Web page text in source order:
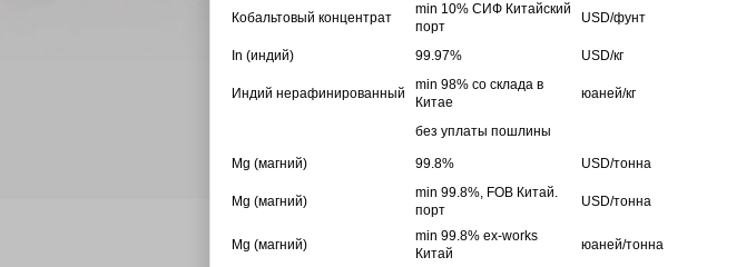
Кобальтовый концентрат
min 10% СИФ Китайский
порт
USD/фунт
In (индий) 99.97% USD/кг
Индий нерафинированный
min 98% со склада в
Китае
юаней/кг
без уплаты пошлины
Mg (магний) 99.8% USD/тонна
Mg (магний)
min 99.8%, FOB Китай.
порт
USD/тонна
Mg (магний)
min 99.8% ex-works
Китай
юаней/тонна